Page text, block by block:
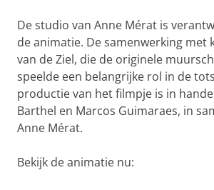
De studio van Anne Mérat is
de animatie. De samenwerking met
van de Ziel, die de originele
speelde een belangrijke rol in de
productie van het filmpje is in
Barthel en Marcos Guimaraes, in
Anne Mérat.
Bekijk de animatie nu: